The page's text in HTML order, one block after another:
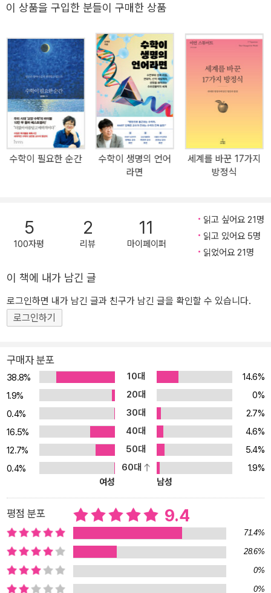
리라는 전망이다. 한편에서는 코끼리 DNA와 이미 멸종된 매머드 DN
‘생명의 분자’ DNA를 열쇠 삼아 생명의 비밀을 벗기려는 노력은 생물
학자들만의 것은 아닐 것이다. DNA는 1953년 크릭과 왓슨이 《네이
처》에 DNA의 이중 나선 구조를 밝힘으로써 갑자기 튀어나온 것이 아
니다. DNA의 놀라운 분자 구조를 발견한 것은 현대의 가장 큰 과학
혁명이지만 DNA는 훨씬 더 복잡한 이야기의 한 부분일 뿐이다. 수학
기법인 브래그의 법칙(Bragg’s law)이 있었기에 DNA 혁명이 가능했
다. ‘생명이란 무엇인가?’라는 인식은 현미경, 생물 분류법, 진화론, 유
전자, 그리고 DNA 구조의 등장이라는 다섯 차례의 혁명을 통해 극적
으로 바뀌었다. 그리고 여섯 번째 혁명은 수학이다. (주)사이언스북스
에서 펴낸 『생명의 수학: 21세기 수학과 생물학의 혁명(The Mathe
는 일은 벌써 그 길을 가고 있다고 강조한다. 그는 수학적인 기술과 관
점이 어떻게 생명을 이해하는 데 적용되는지를 차례차례 펼쳐보인다.
수학과 생물학의 연합은 과학에서 가장 뜨거운 주제이다. 두 학문은
매우 짧은 시간 동안 먼 길을 왔다. 얼마나 더 갈 수 있을지는 아무도
문에서 수학자 이언 스튜어트(1945년 9월 24일~)는 영국 케임브리
지 대학교에서 수학을 전공하고 워릭 대학교에서 박사 학위를 받았
과학 기여자에게 수여하는 마이클 패러데이 상을 수상했으며 2001년
왕립 학회 특별 회원으로 선출되었다. 미국 과학 진흥회가 수여하는
과학 대중화 공로상(2002년)을 수상한 그는 《가디언》에서 ‘영국에
서 가장 뛰어난 수학 저술가’라는 평을 받기도 했으며 『미래의 수학자
에게』, 『자연의 패턴』, 『눈송이는 어떤 모양이지?』, 『미로 속의 암
소』, 『세상을 바꾼 17가지 방정식』 등 일반인들이 수학을 즐길 수 있
도록 돕는 수많은 저술을 펴내고 있다. 『생명의 수학』에서 저자는 생
명의 가장 깊은 비밀을 풀어내는 순간을 수학과 함께하도록 기꺼이
생물학에서의 수학의 역할은 매우 중요해지고 있다. 21세기의 생물학
은 20세기가 시작할 때 어느 누구도 상상하지 못했던 방식으로 수학
을 활용하고 있다. 22세기가 되기 전까지, 수학과 생물학은 서로를 알
아볼 수 없을 정도로 변화시킬 것이다. -본문에서 이언 스튜어트는 생
물학의 다섯 가지 혁명을 소개하며 「1장 수학과 생물학」을 시작한다.
그리고 여섯 번째 혁명 수학의 힘을 다양성과 새로움에서 찾는다. 컴
퓨터와 같은 새로운 기구, 수학 기술과 같은 생각 도구 들을 통해 생물
이 상품을 구입한 분들이 구매한 상품
수학이 필요한 순간
수학이 생명의 언어
라면
세계를 바꾼 17가지
방정식
5
100자평
2
리뷰
11
마이페이퍼
읽고 싶어요 21명
읽고 있어요 5명
읽었어요 21명
이 책에 내가 남긴 글
로그인하면 내가 남긴 글과 친구가 남긴 글을 확인할 수 있습니다.
로그인하기
구매자 분포
38.8% 10대
14.6%
1.9%
20대
0%
0.4%
30대
2.7%
16.5%
40대
4.6%
12.7%
50대
5.4%
0.4%
60대
1.9%
여성
남성
평점 분포 9.4
71.4%
28.6%
0%
0%